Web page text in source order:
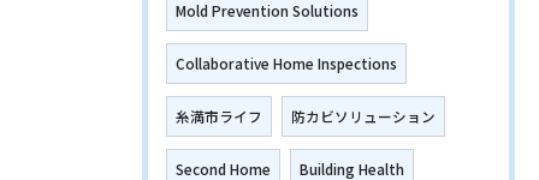
Mold Prevention Solutions
Collaborative Home Inspections
糸満市ライフ 防カビソリューション
Second Home Building Health